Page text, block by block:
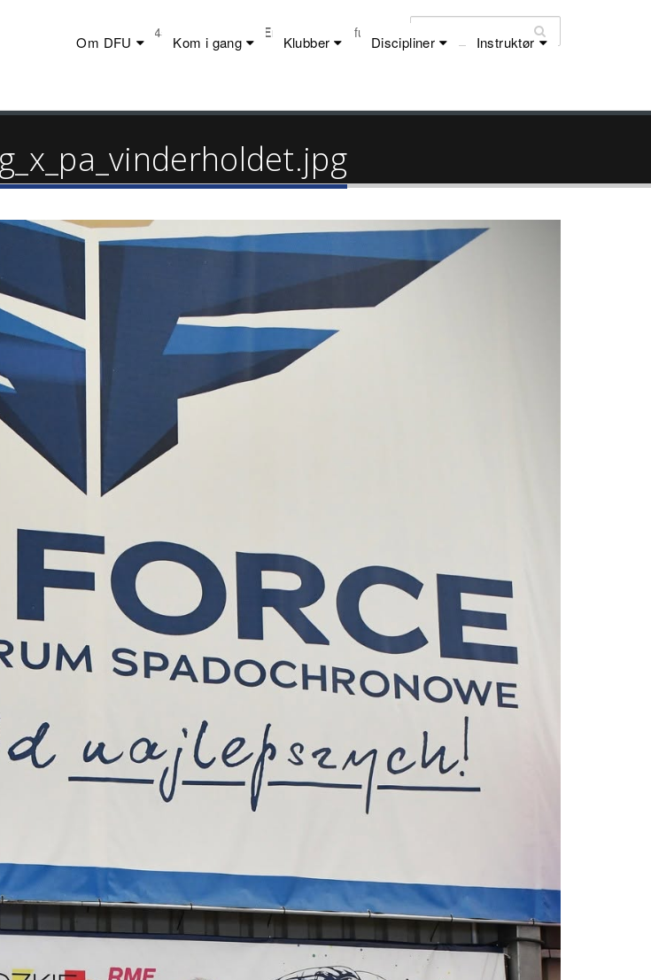
+45 23 44 20 19 Email: dfu@dfu.dk
Om DFU Kom i gang Klubber Discipliner Instruktør